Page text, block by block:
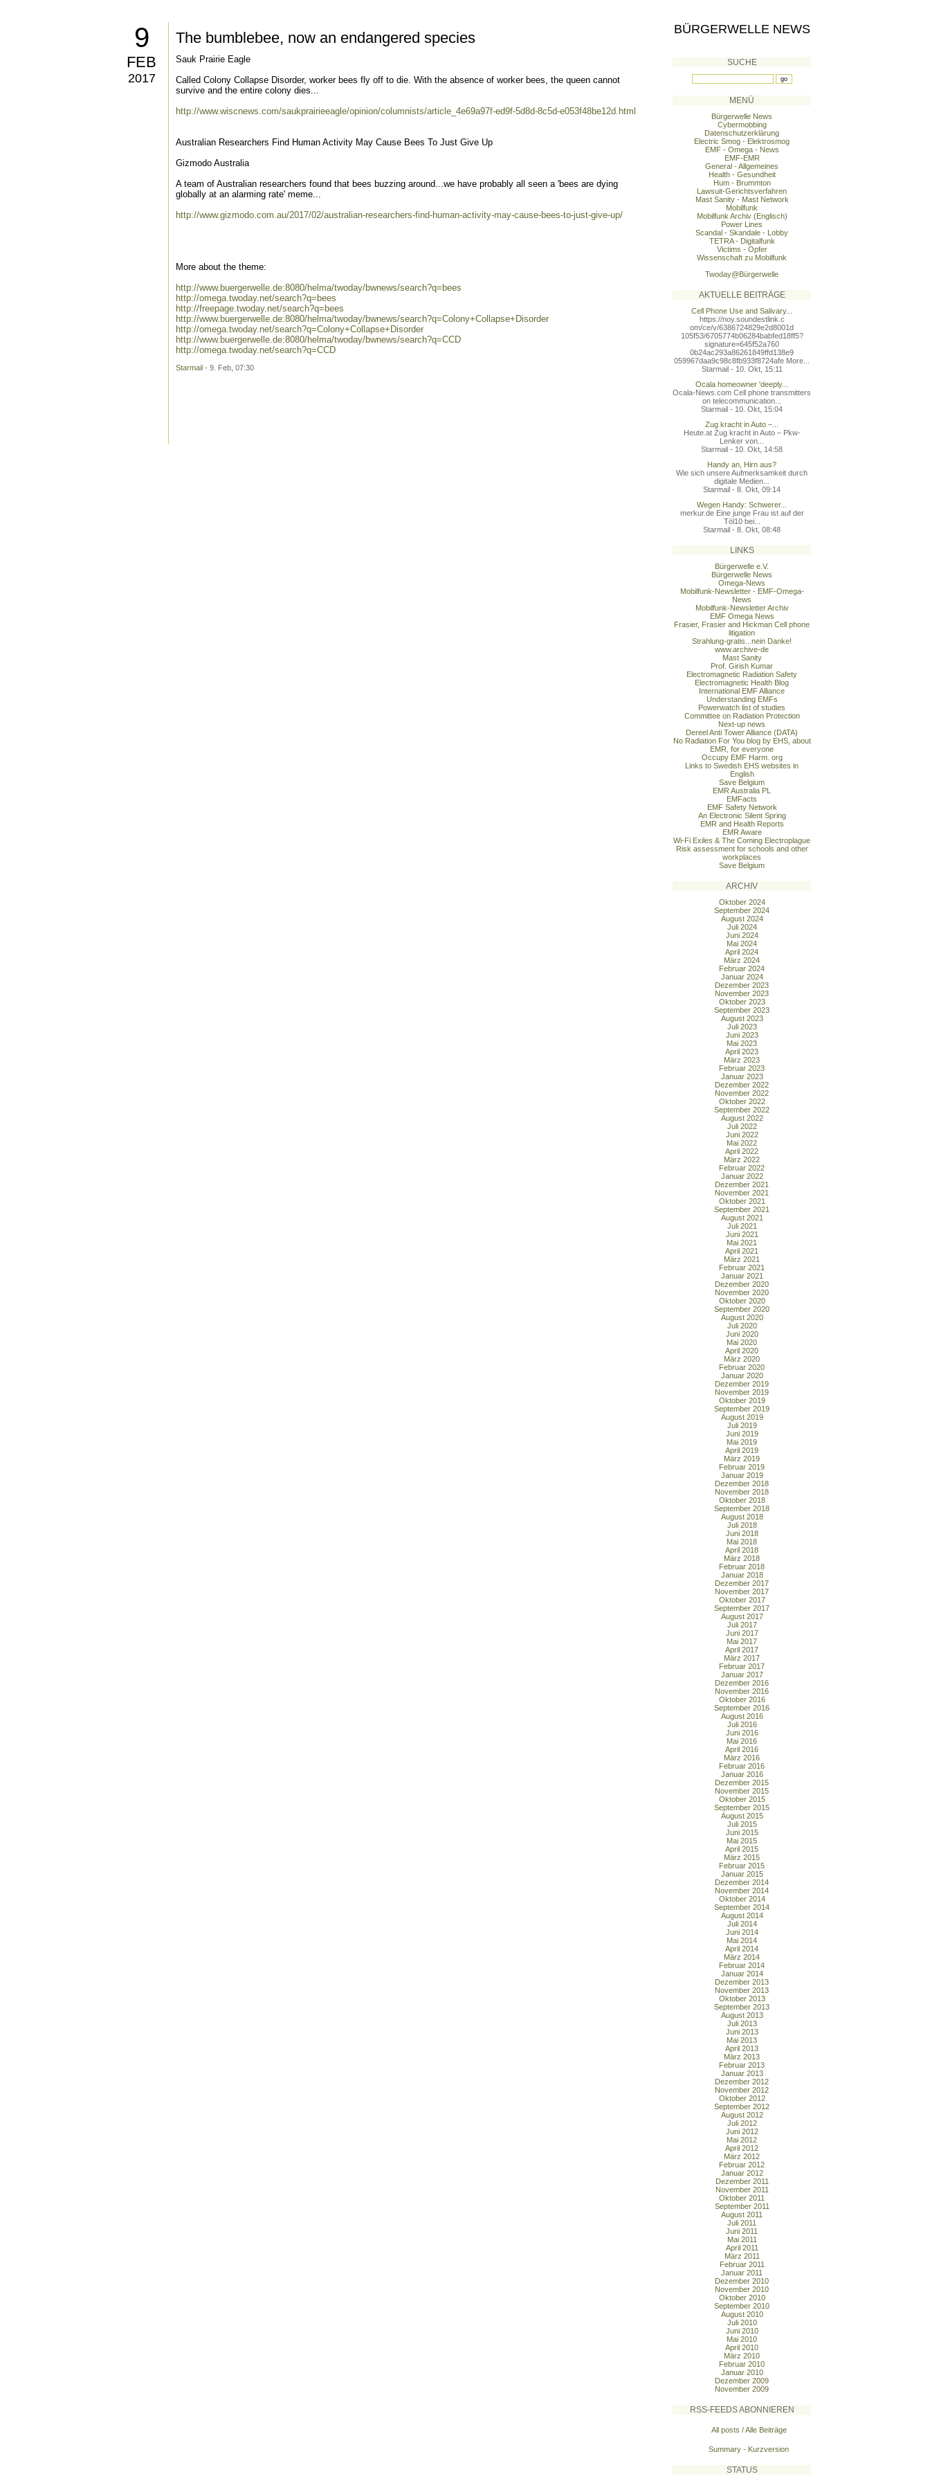
9
FEB
2017
The bumblebee, now an endangered species
Sauk Prairie Eagle
Called Colony Collapse Disorder, worker bees fly off to die. With the absence of worker bees, the queen cannot
survive and the entire colony dies...
http://www.wiscnews.com/saukprairieeagle/opinion/columnists/article_4e69a97f-ed9f-5d8d-8c5d-e053f48be12d.html
Australian Researchers Find Human Activity May Cause Bees To Just Give Up
Gizmodo Australia
A team of Australian researchers found that bees buzzing around...we have probably all seen a 'bees are dying
globally at an alarming rate' meme...
http://www.gizmodo.com.au/2017/02/australian-researchers-find-human-activity-may-cause-bees-to-just-give-up/
More about the theme:
http://www.buergerwelle.de:8080/helma/twoday/bwnews/search?q=bees
http://omega.twoday.net/search?q=bees
http://freepage.twoday.net/search?q=bees
http://www.buergerwelle.de:8080/helma/twoday/bwnews/search?q=Colony+Collapse+Disorder
http://omega.twoday.net/search?q=Colony+Collapse+Disorder
http://www.buergerwelle.de:8080/helma/twoday/bwnews/search?q=CCD
http://omega.twoday.net/search?q=CCD
Starmail - 9. Feb, 07:30
BÜRGERWELLE NEWS
SUCHE
MENÜ
Bürgerwelle News
Cybermobbing
Datenschutzerklärung
Electric Smog - Elektrosmog
EMF - Omega - News
EMF-EMR
General - Allgemeines
Health - Gesundheit
Hum - Brummton
Lawsuit-Gerichtsverfahren
Mast Sanity - Mast Network
Mobilfunk
Mobilfunk Archiv (Englisch)
Power Lines
Scandal - Skandale - Lobby
TETRA - Digitalfunk
Victims - Opfer
Wissenschaft zu Mobilfunk
Twoday@Bürgerwelle
AKTUELLE BEITRÄGE
Cell Phone Use and Salivary...
https://noy.soundestlink.c
om/ce/v/6386724829e2d8001d
105f53/6705774b06284babfed18ff5?
signature=645f52a760
0b24ac293a86261849ffd138e9
059967daa9c98c8fb933f8724afe More...
Starmail - 10. Okt, 15:11
Ocala homeowner 'deeply...
Ocala-News.com Cell phone transmitters
on telecommunication...
Starmail - 10. Okt, 15:04
Zug kracht in Auto –...
Heute.at Zug kracht in Auto – Pkw-
Lenker von...
Starmail - 10. Okt, 14:58
Handy an, Hirn aus?
Wie sich unsere Aufmerksamkeit durch
digitale Medien...
Starmail - 8. Okt, 09:14
Wegen Handy: Schwerer...
merkur.de Eine junge Frau ist auf der
Töl10 bei...
Starmail - 8. Okt, 08:48
LINKS
Bürgerwelle e.V.
Bürgerwelle News
Omega-News
Mobilfunk-Newsletter - EMF-Omega-
News
Mobilfunk-Newsletter Archiv
EMF Omega News
Frasier, Frasier and Hickman Cell phone
litigation
Strahlung-gratis...nein Danke!
www.archive-de
Mast Sanity
Prof. Girish Kumar
Electromagnetic Radiation Safety
Electromagnetic Health Blog
International EMF Alliance
Understanding EMFs
Powerwatch list of studies
Committee on Radiation Protection
Next-up news
Dereel Anti Tower Alliance (DATA)
No Radiation For You blog by EHS, about
EMR, for everyone
Occupy EMF Harm. org
Links to Swedish EHS websites in
English
Save Belgium
EMR Australia PL
EMFacts
EMF Safety Network
An Electronic Silent Spring
EMR and Health Reports
EMR Aware
Wi-Fi Exiles & The Coming Electroplague
Risk assessment for schools and other
workplaces
Save Belgium
ARCHIV
Oktober 2024
September 2024
August 2024
Juli 2024
Juni 2024
Mai 2024
April 2024
März 2024
Februar 2024
Januar 2024
Dezember 2023
November 2023
Oktober 2023
September 2023
August 2023
Juli 2023
Juni 2023
Mai 2023
April 2023
März 2023
Februar 2023
Januar 2023
Dezember 2022
November 2022
Oktober 2022
September 2022
August 2022
Juli 2022
Juni 2022
Mai 2022
April 2022
März 2022
Februar 2022
Januar 2022
Dezember 2021
November 2021
Oktober 2021
September 2021
August 2021
Juli 2021
Juni 2021
Mai 2021
April 2021
März 2021
Februar 2021
Januar 2021
Dezember 2020
November 2020
Oktober 2020
September 2020
August 2020
Juli 2020
Juni 2020
Mai 2020
April 2020
März 2020
Februar 2020
Januar 2020
Dezember 2019
November 2019
Oktober 2019
September 2019
August 2019
Juli 2019
Juni 2019
Mai 2019
April 2019
März 2019
Februar 2019
Januar 2019
Dezember 2018
November 2018
Oktober 2018
September 2018
August 2018
Juli 2018
Juni 2018
Mai 2018
April 2018
März 2018
Februar 2018
Januar 2018
Dezember 2017
November 2017
Oktober 2017
September 2017
August 2017
Juli 2017
Juni 2017
Mai 2017
April 2017
März 2017
Februar 2017
Januar 2017
Dezember 2016
November 2016
Oktober 2016
September 2016
August 2016
Juli 2016
Juni 2016
Mai 2016
April 2016
März 2016
Februar 2016
Januar 2016
Dezember 2015
November 2015
Oktober 2015
September 2015
August 2015
Juli 2015
Juni 2015
Mai 2015
April 2015
März 2015
Februar 2015
Januar 2015
Dezember 2014
November 2014
Oktober 2014
September 2014
August 2014
Juli 2014
Juni 2014
Mai 2014
April 2014
März 2014
Februar 2014
Januar 2014
Dezember 2013
November 2013
Oktober 2013
September 2013
August 2013
Juli 2013
Juni 2013
Mai 2013
April 2013
März 2013
Februar 2013
Januar 2013
Dezember 2012
November 2012
Oktober 2012
September 2012
August 2012
Juli 2012
Juni 2012
Mai 2012
April 2012
März 2012
Februar 2012
Januar 2012
Dezember 2011
November 2011
Oktober 2011
September 2011
August 2011
Juli 2011
Juni 2011
Mai 2011
April 2011
März 2011
Februar 2011
Januar 2011
Dezember 2010
November 2010
Oktober 2010
September 2010
August 2010
Juli 2010
Juni 2010
Mai 2010
April 2010
März 2010
Februar 2010
Januar 2010
Dezember 2009
November 2009
RSS-FEEDS ABONNIEREN
All posts / Alle Beiträge
Summary - Kurzversion
STATUS